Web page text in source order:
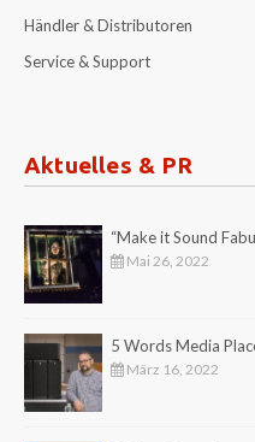
Händler & Distributoren
Service & Support
Aktuelles & PR
“Make it Sound
Mai 26, 2022
5 Words Media
März 16, 2022